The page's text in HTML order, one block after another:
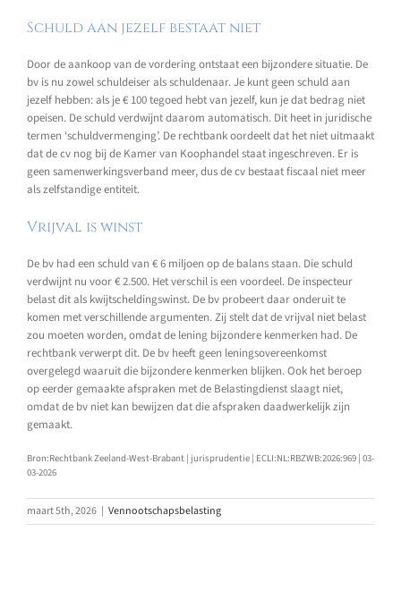
Schuld aan jezelf bestaat niet
Door de aankoop van de vordering ontstaat een bijzondere situatie. De
bv is nu zowel schuldeiser als schuldenaar. Je kunt geen schuld aan
jezelf hebben: als je € 100 tegoed hebt van jezelf, kun je dat bedrag niet
opeisen. De schuld verdwijnt daarom automatisch. Dit heet in juridische
termen ‘schuldvermenging’. De rechtbank oordeelt dat het niet uitmaakt
dat de cv nog bij de Kamer van Koophandel staat ingeschreven. Er is
geen samenwerkingsverband meer, dus de cv bestaat fiscaal niet meer
als zelfstandige entiteit.
Vrijval is winst
De bv had een schuld van € 6 miljoen op de balans staan. Die schuld
verdwijnt nu voor € 2.500. Het verschil is een voordeel. De inspecteur
belast dit als kwijtscheldingswinst. De bv probeert daar onderuit te
komen met verschillende argumenten. Zij stelt dat de vrijval niet belast
zou moeten worden, omdat de lening bijzondere kenmerken had. De
rechtbank verwerpt dit. De bv heeft geen leningsovereenkomst
overgelegd waaruit die bijzondere kenmerken blijken. Ook het beroep
op eerder gemaakte afspraken met de Belastingdienst slaagt niet,
omdat de bv niet kan bewijzen dat die afspraken daadwerkelijk zijn
gemaakt.
Bron:Rechtbank Zeeland-West-Brabant | jurisprudentie | ECLI:NL:RBZWB:2026:969 | 03-
03-2026
maart 5th, 2026 | Vennootschapsbelasting